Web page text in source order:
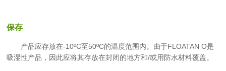
保存
产品应存放在-10ºC至50ºC的温度范围内。由于FLOATAN O是
吸湿性产品，因此应将其存放在封闭的地方和/或用防水材料覆盖。